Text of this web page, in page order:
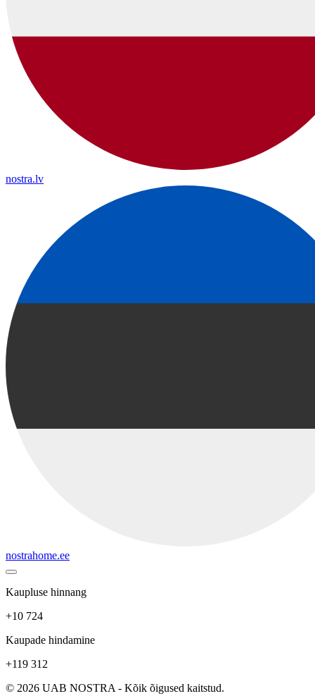
nostra.lv
nostrahome.ee
Kaupluse hinnang
+10 724
Kaupade hindamine
+119 312
© 2026 UAB NOSTRA - Kõik õigused kaitstud.